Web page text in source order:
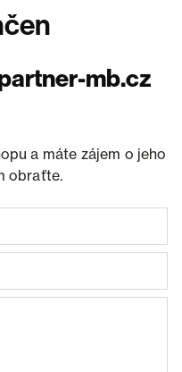
mb.cz
a máte zájem o jeho
obraťte.